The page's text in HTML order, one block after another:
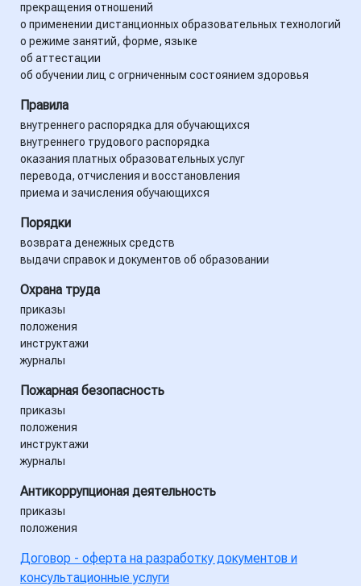
прекращения отношений
о применении дистанционных образовательных технологий
о режиме занятий, форме, языке
об аттестации
об обучении лиц с огрниченным состоянием здоровья
Правила
внутреннего распорядка для обучающихся
внутреннего трудового распорядка
оказания платных образовательных услуг
перевода, отчисления и восстановления
приема и зачисления обучающихся
Порядки
возврата денежных средств
выдачи справок и документов об образовании
Охрана труда
приказы
положения
инструктажи
журналы
Пожарная безопасность
приказы
положения
инструктажи
журналы
Антикоррупционая деятельность
приказы
положения
Договор - оферта на разработку документов и
консультационные услуги